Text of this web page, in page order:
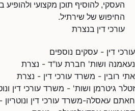
העסקי, להוסיף תוכן מקצועי ולהופיע
החיפוש של שירתיל.
עורכי דין בנצרת
עורכי דין - עסקים נוספים
נעאמנה ושות' חברת עו"ד - נצרת
אתי רובין - משרד עורכי דין - נצרת
זטלר גיטרמן ושות' - משרד עורכי דין
חאתם עאסלה-משרד עורכי דין